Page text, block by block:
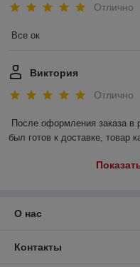
Отлично
Все ок
Виктория
Отлично
После оформления заказа в
был готов к доставке, товар
О нас
Контакты